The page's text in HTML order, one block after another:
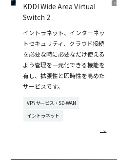
KDDI Wide Area Virtual
Switch 2
イントラネット、インターネッ
トセキュリティ、クラウド接続
を必要な時に必要なだけ使える
よう管理を一元化できる機能を
有し、拡張性と即時性を高めた
サービスです。
VPNサービス・SD-WAN
イントラネット